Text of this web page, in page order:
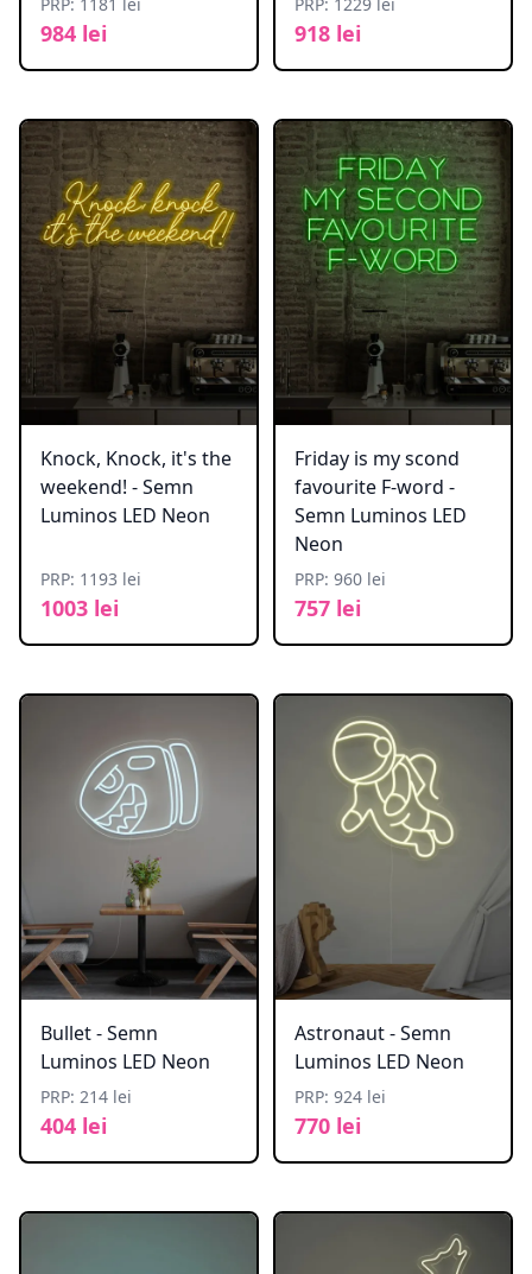
984 lei 918 lei
Knock, Knock, it's the
weekend! - Semn
Luminos LED Neon
PRP: 1193 lei
1003 lei
Friday is my scond
favourite F-word -
Semn Luminos LED
Neon
PRP: 960 lei
757 lei
Bullet - Semn
Luminos LED Neon
PRP: 214 lei
404 lei
Astronaut - Semn
Luminos LED Neon
PRP: 924 lei
770 lei